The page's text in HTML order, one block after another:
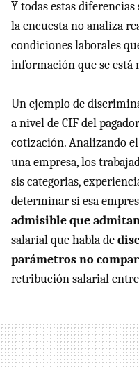
Y todas estas
la encuesta no analiza
condiciones laborales
información que se está
Un ejemplo de
a nivel de CIF del
cotización. Analizando
una empresa, los
sis categorias,
determinar si esa
admisible que
salarial que habla de
parámetros no
retribución salarial